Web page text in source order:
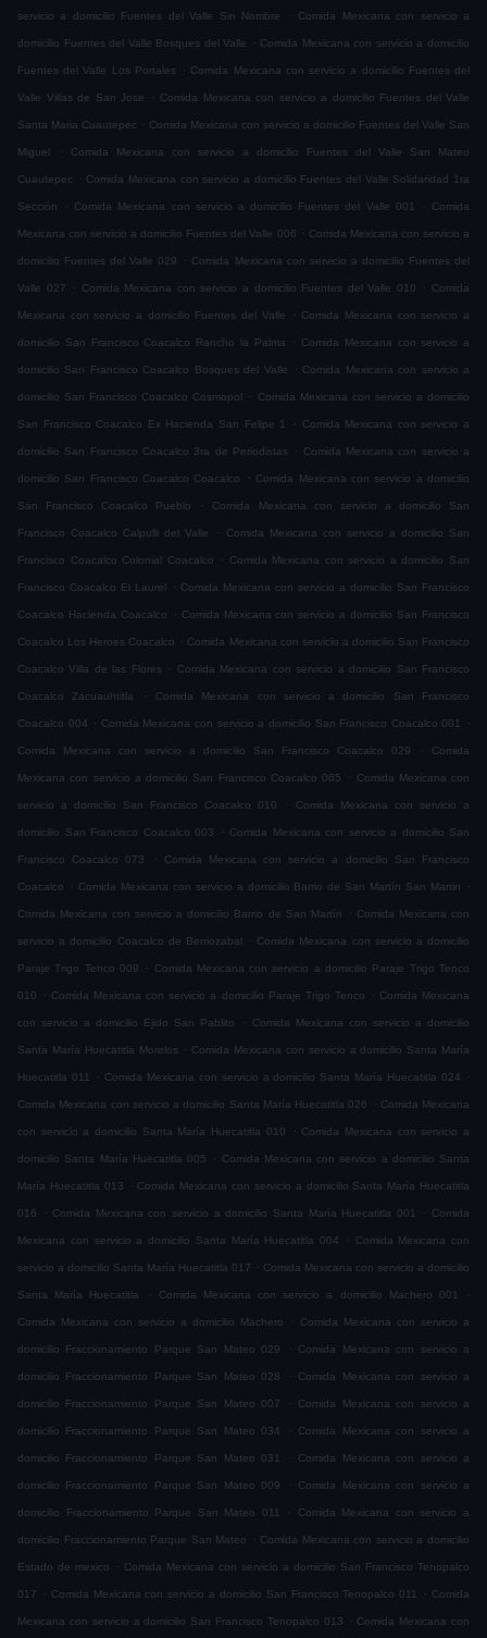
servicio a domicilio Fuentes del Valle Sin Nombre . Comida Mexicana con servicio a
domicilio Fuentes del Valle Bosques del Valle . Comida Mexicana con servicio a domicilio
Fuentes del Valle Los Portales . Comida Mexicana con servicio a domicilio Fuentes del
Valle Villas de San Jose . Comida Mexicana con servicio a domicilio Fuentes del Valle
Santa Maria Cuautepec . Comida Mexicana con servicio a domicilio Fuentes del Valle San
Miguel . Comida Mexicana con servicio a domicilio Fuentes del Valle San Mateo
Cuautepec . Comida Mexicana con servicio a domicilio Fuentes del Valle Solidaridad 1ra
Sección . Comida Mexicana con servicio a domicilio Fuentes del Valle 001 . Comida
Mexicana con servicio a domicilio Fuentes del Valle 006 . Comida Mexicana con servicio a
domicilio Fuentes del Valle 029 . Comida Mexicana con servicio a domicilio Fuentes del
Valle 027 . Comida Mexicana con servicio a domicilio Fuentes del Valle 010 . Comida
Mexicana con servicio a domicilio Fuentes del Valle . Comida Mexicana con servicio a
domicilio San Francisco Coacalco Rancho la Palma . Comida Mexicana con servicio a
domicilio San Francisco Coacalco Bosques del Valle . Comida Mexicana con servicio a
domicilio San Francisco Coacalco Cosmopol . Comida Mexicana con servicio a domicilio
San Francisco Coacalco Ex Hacienda San Felipe 1 . Comida Mexicana con servicio a
domicilio San Francisco Coacalco 3ra de Periodistas . Comida Mexicana con servicio a
domicilio San Francisco Coacalco Coacalco . Comida Mexicana con servicio a domicilio
San Francisco Coacalco Pueblo . Comida Mexicana con servicio a domicilio San
Francisco Coacalco Calpulli del Valle . Comida Mexicana con servicio a domicilio San
Francisco Coacalco Colonial Coacalco . Comida Mexicana con servicio a domicilio San
Francisco Coacalco El Laurel . Comida Mexicana con servicio a domicilio San Francisco
Coacalco Hacienda Coacalco . Comida Mexicana con servicio a domicilio San Francisco
Coacalco Los Heroes Coacalco . Comida Mexicana con servicio a domicilio San Francisco
Coacalco Villa de las Flores . Comida Mexicana con servicio a domicilio San Francisco
Coacalco Zacuauhtitla . Comida Mexicana con servicio a domicilio San Francisco
Coacalco 004 . Comida Mexicana con servicio a domicilio San Francisco Coacalco 001 .
Comida Mexicana con servicio a domicilio San Francisco Coacalco 029 . Comida
Mexicana con servicio a domicilio San Francisco Coacalco 065 . Comida Mexicana con
servicio a domicilio San Francisco Coacalco 010 . Comida Mexicana con servicio a
domicilio San Francisco Coacalco 003 . Comida Mexicana con servicio a domicilio San
Francisco Coacalco 073 . Comida Mexicana con servicio a domicilio San Francisco
Coacalco . Comida Mexicana con servicio a domicilio Barrio de San Martín San Martin .
Comida Mexicana con servicio a domicilio Barrio de San Martín . Comida Mexicana con
servicio a domicilio Coacalco de Berriozabal . Comida Mexicana con servicio a domicilio
Paraje Trigo Tenco 009 . Comida Mexicana con servicio a domicilio Paraje Trigo Tenco
010 . Comida Mexicana con servicio a domicilio Paraje Trigo Tenco . Comida Mexicana
con servicio a domicilio Ejido San Pablito . Comida Mexicana con servicio a domicilio
Santa María Huecatitla Morelos . Comida Mexicana con servicio a domicilio Santa María
Huecatitla 011 . Comida Mexicana con servicio a domicilio Santa María Huecatitla 024 .
Comida Mexicana con servicio a domicilio Santa María Huecatitla 026 . Comida Mexicana
con servicio a domicilio Santa María Huecatitla 010 . Comida Mexicana con servicio a
domicilio Santa María Huecatitla 005 . Comida Mexicana con servicio a domicilio Santa
María Huecatitla 013 . Comida Mexicana con servicio a domicilio Santa María Huecatitla
016 . Comida Mexicana con servicio a domicilio Santa María Huecatitla 001 . Comida
Mexicana con servicio a domicilio Santa María Huecatitla 004 . Comida Mexicana con
servicio a domicilio Santa María Huecatitla 017 . Comida Mexicana con servicio a domicilio
Santa María Huecatitla . Comida Mexicana con servicio a domicilio Machero 001 .
Comida Mexicana con servicio a domicilio Machero . Comida Mexicana con servicio a
domicilio Fraccionamiento Parque San Mateo 029 . Comida Mexicana con servicio a
domicilio Fraccionamiento Parque San Mateo 028 . Comida Mexicana con servicio a
domicilio Fraccionamiento Parque San Mateo 007 . Comida Mexicana con servicio a
domicilio Fraccionamiento Parque San Mateo 034 . Comida Mexicana con servicio a
domicilio Fraccionamiento Parque San Mateo 031 . Comida Mexicana con servicio a
domicilio Fraccionamiento Parque San Mateo 009 . Comida Mexicana con servicio a
domicilio Fraccionamiento Parque San Mateo 011 . Comida Mexicana con servicio a
domicilio Fraccionamiento Parque San Mateo . Comida Mexicana con servicio a domicilio
Estado de mexico . Comida Mexicana con servicio a domicilio San Francisco Tenopalco
017 . Comida Mexicana con servicio a domicilio San Francisco Tenopalco 011 . Comida
Mexicana con servicio a domicilio San Francisco Tenopalco 013 . Comida Mexicana con